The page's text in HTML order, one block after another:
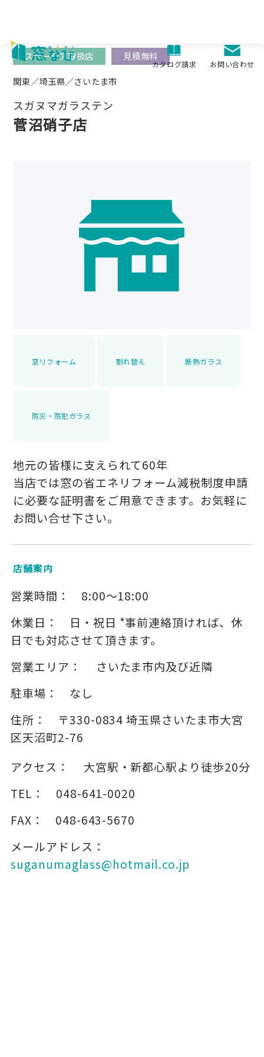
content
カタログ請求 お問い合わせ
関東／埼玉県／さいたま市
スガヌマガラステン
菅沼硝子店
スペーシア取扱店 見積無料
窓リフォーム 割れ替え 断熱ガラス
防災・防犯ガラス
地元の皆様に支えられて60年
当店では窓の省エネリフォーム減税制度申請
に必要な証明書をご用意できます。お気軽に
お問い合せ下さい。
店舗案内
営業時間：
8:00～18:00
休業日：
日・祝日 *事前連絡頂ければ、休
日でも対応させて頂きます。
営業エリア：
さいたま市内及び近隣
駐車場：
なし
住所：
〒330-0834 埼玉県さいたま市大宮
区天沼町2-76
アクセス：
大宮駅・新都心駅より徒歩20分
TEL：
048-641-0020
FAX：
048-643-5670
メールアドレス：
suganumaglass@hotmail.co.jp